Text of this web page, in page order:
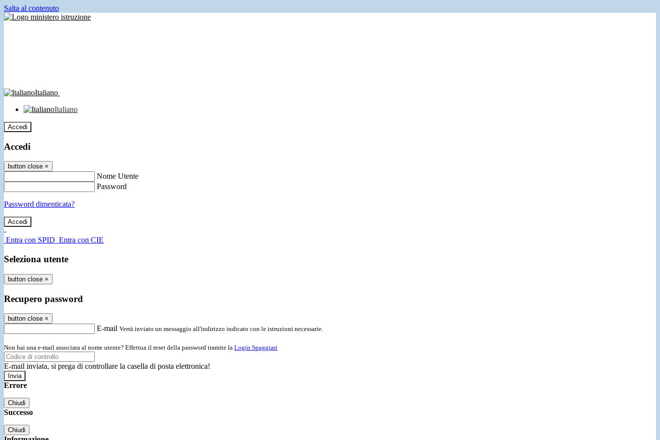
Salta al contenuto
Italiano
Italiano
Accedi
Accedi
button close ×
Nome Utente
Password
Password dimenticata?
-
Entra con SPID Entra con CIE
Seleziona utente
button close ×
Recupero password
button close ×
E-mail Verrà inviato un messaggio all'indirizzo indicato con le istruzioni necessarie.
Non hai una e-mail associata al nome utente? Effettua il reset della password tramite la Login Spaggiari
E-mail inviata, si prega di controllare la casella di posta elettronica!
Errore
Chiudi
Successo
Chiudi